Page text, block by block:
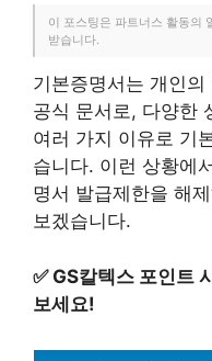
이 포스팅은 파트너스 활동의
받습니다.
기본증명서는 개인
공식 문서로, 다양한
여러 가지 이유로 기
습니다. 이런 상황에
명서 발급제한을 해
보겠습니다.
✅ GS칼텍스 포인트
보세요!